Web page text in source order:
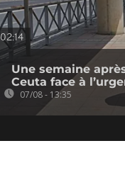
02:14
Une semaine
Ceuta face à
07/08 - 13:35